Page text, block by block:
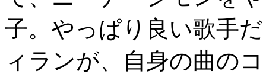
子。やっぱり良い歌手
ィランが、自身の曲の